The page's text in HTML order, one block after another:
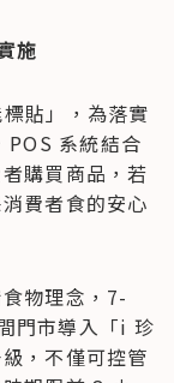
施
貼」，為落實
POS 系統結合
購買商品，若
費者食的安心
物理念，7-
門市導入「i 珍
，不僅可控管